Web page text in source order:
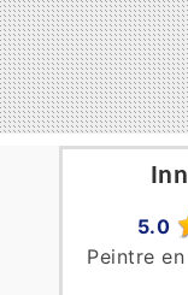
5.0
Peintre